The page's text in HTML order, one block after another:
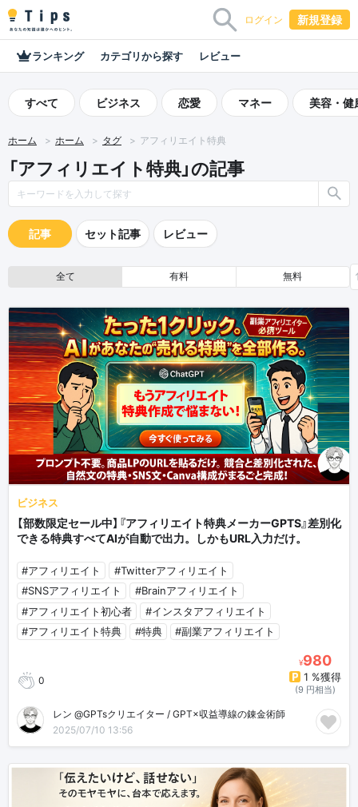
ログイン 新規登録
ランキング カテゴリから探す レビュー
すべて ビジネス 恋愛 マネー 美容・健
ホーム ホーム タグ アフィリエイト特典
「アフィリエイト特典」の記事
記事 セット記事 レビュー
全て 有料 無料
ビジネス
【部数限定セール中】『アフィリエイト特典メーカーGPTS』差別化
できる特典すべてAIが自動で出力。しかもURL入力だけ。
#アフィリエイト
#Twitterアフィリエイト
#SNSアフィリエイト
#Brainアフィリエイト
#アフィリエイト初心者
#インスタアフィリエイト
#アフィリエイト特典
#特典 #副業アフィリエイト
0
¥980
1 %獲得
(9 円相当)
レン @GPTsクリエイター / GPT×収益導線の錬金術師
2025/07/10 13:56